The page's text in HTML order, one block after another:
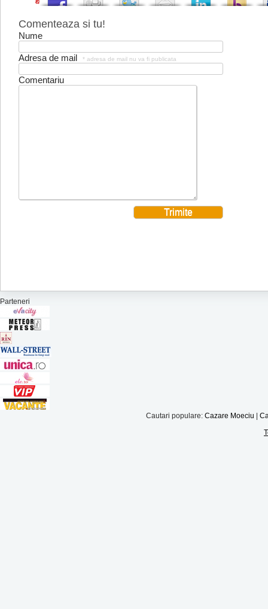
Comenteaza si tu!
Nume
Adresa de mail * adresa de mail nu va fi publicata
Comentariu
Parteneri
Cautari populare: Cazare Moeciu |